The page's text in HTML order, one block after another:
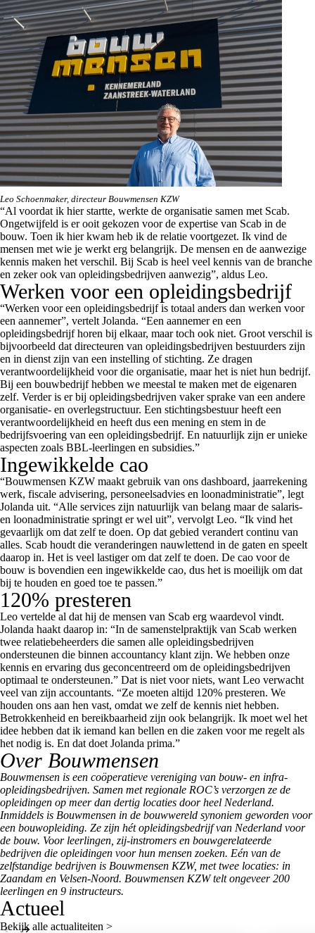
Leo Schoenmaker, directeur Bouwmensen KZW
“Al voordat ik hier startte, werkte de organisatie samen met Scab.
Ongetwijfeld is er ooit gekozen voor de expertise van Scab in de
bouw. Toen ik hier kwam heb ik de relatie voortgezet. Ik vind de
mensen met wie je werkt erg belangrijk. De mensen en de aanwezige
kennis maken het verschil. Bij Scab is heel veel kennis van de branche
en zeker ook van opleidingsbedrijven aanwezig”, aldus Leo.
Werken voor een opleidingsbedrijf
“Werken voor een opleidingsbedrijf is totaal anders dan werken voor
een aannemer”, vertelt Jolanda. “Een aannemer en een
opleidingsbedrijf horen bij elkaar, maar toch ook niet. Groot verschil is
bijvoorbeeld dat directeuren van opleidingsbedrijven bestuurders zijn
en in dienst zijn van een instelling of stichting. Ze dragen
verantwoordelijkheid voor die organisatie, maar het is niet hun bedrijf.
Bij een bouwbedrijf hebben we meestal te maken met de eigenaren
zelf. Verder is er bij opleidingsbedrijven vaker sprake van een andere
organisatie- en overlegstructuur. Een stichtingsbestuur heeft een
verantwoordelijkheid en heeft dus een mening en stem in de
bedrijfsvoering van een opleidingsbedrijf. En natuurlijk zijn er unieke
aspecten zoals BBL-leerlingen en subsidies.”
Ingewikkelde cao
“Bouwmensen KZW maakt gebruik van ons dashboard, jaarrekening
werk, fiscale advisering, personeelsadvies en loonadministratie”, legt
Jolanda uit. “Alle services zijn natuurlijk van belang maar de salaris-
en loonadministratie springt er wel uit”, vervolgt Leo. “Ik vind het
gevaarlijk om dat zelf te doen. Op dat gebied verandert continu van
alles. Scab houdt die veranderingen nauwlettend in de gaten en speelt
daarop in. Het is veel lastiger om dat zelf te doen. De cao voor de
bouw is bovendien een ingewikkelde cao, dus het is moeilijk om dat
bij te houden en goed toe te passen.”
120% presteren
Leo vertelde al dat hij de mensen van Scab erg waardevol vindt.
Jolanda haakt daarop in: “In de samenstelpraktijk van Scab werken
twee relatiebeheerders die samen alle opleidingsbedrijven
ondersteunen die binnen accountancy klant zijn. We hebben onze
kennis en ervaring dus geconcentreerd om de opleidingsbedrijven
optimaal te ondersteunen.” Dat is niet voor niets, want Leo verwacht
veel van zijn accountants. “Ze moeten altijd 120% presteren. We
houden ons aan hen vast, omdat we zelf de kennis niet hebben.
Betrokkenheid en bereikbaarheid zijn ook belangrijk. Ik moet wel het
idee hebben dat ik iemand kan bellen en die zaken voor me regelt als
het nodig is. En dat doet Jolanda prima.”
Over Bouwmensen
Bouwmensen is een coöperatieve vereniging van bouw- en infra-
opleidingsbedrijven. Samen met regionale ROC’s verzorgen ze de
opleidingen op meer dan dertig locaties door heel Nederland.
Inmiddels is Bouwmensen in de bouwwereld synoniem geworden voor
een bouwopleiding. Ze zijn hét opleidingsbedrijf van Nederland voor
de bouw. Voor leerlingen, zij-instromers en bouwgerelateerde
bedrijven die opleidingen voor hun mensen zoeken. Eén van de
zelfstandige bedrijven is Bouwmensen KZW, met twee locaties: in
Zaandam en Velsen-Noord. Bouwmensen KZW telt ongeveer 200
leerlingen en 9 instructeurs.
Actueel
Bekijk alle actualiteiten >